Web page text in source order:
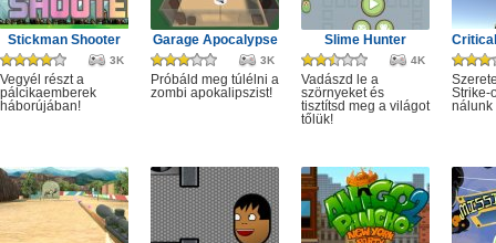
Stickman Shooter
3K
Vegyél részt a
pálcikaemberek
háborújában!
Garage Apocalypse
3K
Próbáld meg túlélni a
zombi apokalipszist!
Slime Hunter
4K
Vadászd le a
szörnyeket és
tisztítsd meg a világot
tőlük!
Strike-
nálunk